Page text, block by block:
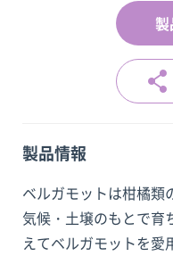
製品情報
ベルガモットは柑橘類
気候・土壌のもとで育
えてベルガモットを愛